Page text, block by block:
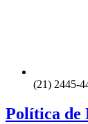
(21) 2445-
Política de